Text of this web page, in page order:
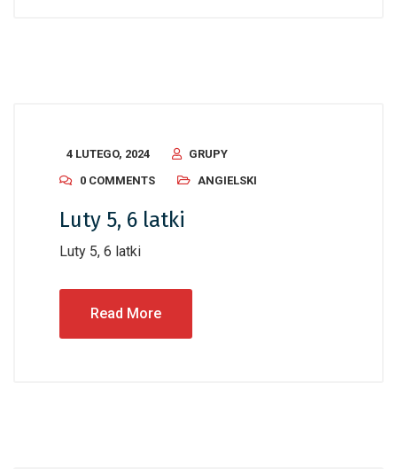
4 LUTEGO, 2024
GRUPY
0 COMMENTS
ANGIELSKI
Luty 5, 6 latki
Luty 5, 6 latki
Read More